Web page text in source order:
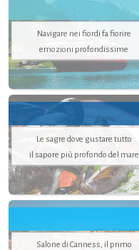
Navigare nei fiordi fa fiorire
emozioni profondissime
Le sagre dove gustare tutto
il sapore più profondo del mare
Salone di Canness, il primo